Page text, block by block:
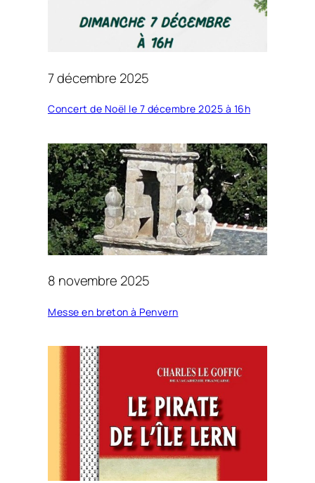
7 décembre 2025
Concert de Noël le 7 décembre 2025 à 16h
8 novembre 2025
Messe en breton à Penvern